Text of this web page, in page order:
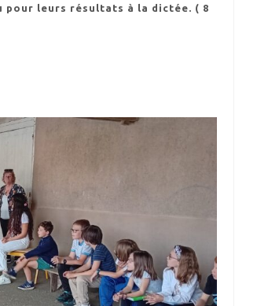
pour leurs résultats à la dictée. ( 8